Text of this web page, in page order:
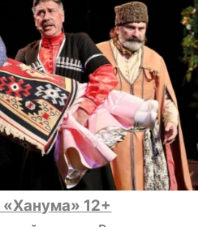
12+